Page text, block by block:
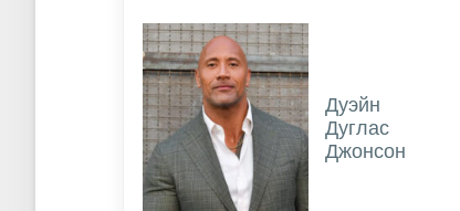
Дуэйн
Дуглас
Джонсон